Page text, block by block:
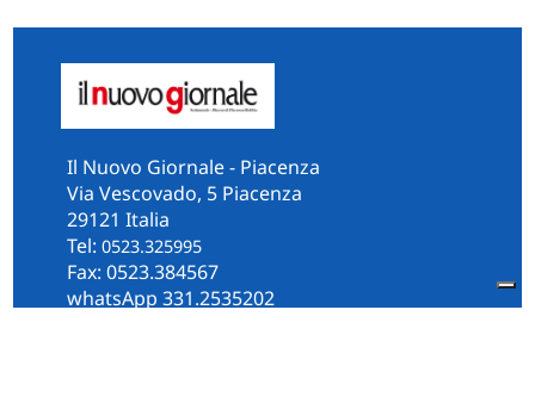
Il Nuovo Giornale - Piacenza
Via Vescovado, 5 Piacenza
29121 Italia
Tel: 0523.325995
Fax: 0523.384567
whatsApp 331.2535202